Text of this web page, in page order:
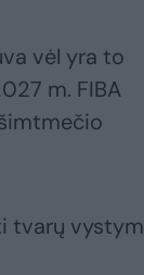
vėl yra to
m. FIBA
tvarų